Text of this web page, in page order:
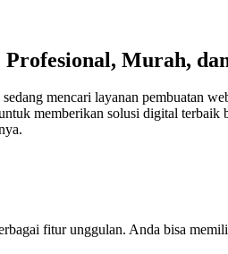
Murah,
mencari layanan pembuatan
memberikan solusi digital terbaik
fitur unggulan. Anda bisa